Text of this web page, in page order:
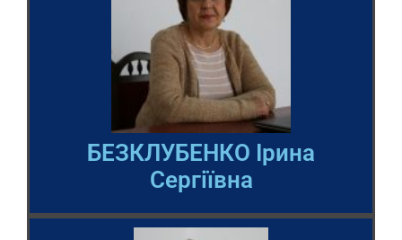
БЕЗКЛУБЕНКО Ірина
Сергіївна